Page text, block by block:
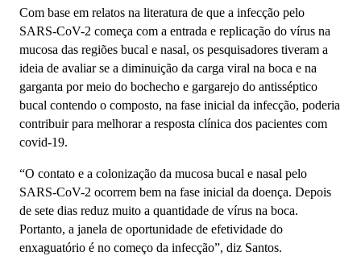
Com base em relatos na literatura de que a infecção pelo
SARS-CoV-2 começa com a entrada e replicação do vírus na
mucosa das regiões bucal e nasal, os pesquisadores tiveram a
ideia de avaliar se a diminuição da carga viral na boca e na
garganta por meio do bochecho e gargarejo do antisséptico
bucal contendo o composto, na fase inicial da infecção, poderia
contribuir para melhorar a resposta clínica dos pacientes com
covid-19.
“O contato e a colonização da mucosa bucal e nasal pelo
SARS-CoV-2 ocorrem bem na fase inicial da doença. Depois
de sete dias reduz muito a quantidade de vírus na boca.
Portanto, a janela de oportunidade de efetividade do
enxaguatório é no começo da infecção”, diz Santos.